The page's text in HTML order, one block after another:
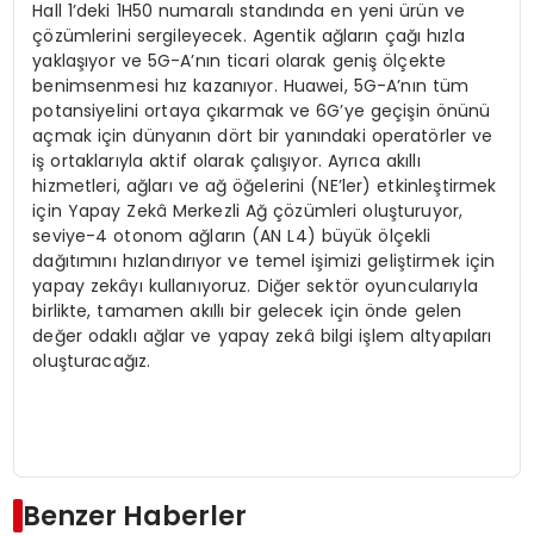
Hall 1’deki 1H50 numaralı standında en yeni ürün ve
çözümlerini sergileyecek. Agentik ağların çağı hızla
yaklaşıyor ve 5G-A’nın ticari olarak geniş ölçekte
benimsenmesi hız kazanıyor. Huawei, 5G-A’nın tüm
potansiyelini ortaya çıkarmak ve 6G’ye geçişin önünü
açmak için dünyanın dört bir yanındaki operatörler ve
iş ortaklarıyla aktif olarak çalışıyor. Ayrıca akıllı
hizmetleri, ağları ve ağ öğelerini (NE’ler) etkinleştirmek
için Yapay Zekâ Merkezli Ağ çözümleri oluşturuyor,
seviye-4 otonom ağların (AN L4) büyük ölçekli
dağıtımını hızlandırıyor ve temel işimizi geliştirmek için
yapay zekâyı kullanıyoruz. Diğer sektör oyuncularıyla
birlikte, tamamen akıllı bir gelecek için önde gelen
değer odaklı ağlar ve yapay zekâ bilgi işlem altyapıları
oluşturacağız.
Benzer Haberler